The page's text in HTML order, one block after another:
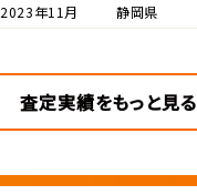
2023年11月 静岡県
査定実績をもっと見る